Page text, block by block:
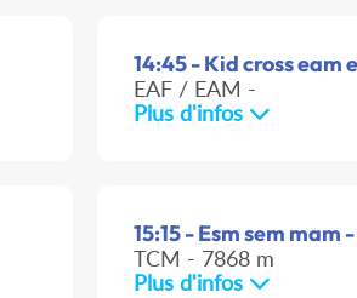
14:45 - Kid cross eam
EAF / EAM -
Plus d'infos
15:15 - Esm sem mam
TCM - 7868 m
Plus d'infos